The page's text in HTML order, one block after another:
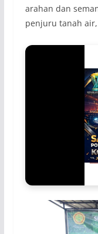
arahan dan
penjuru tanah